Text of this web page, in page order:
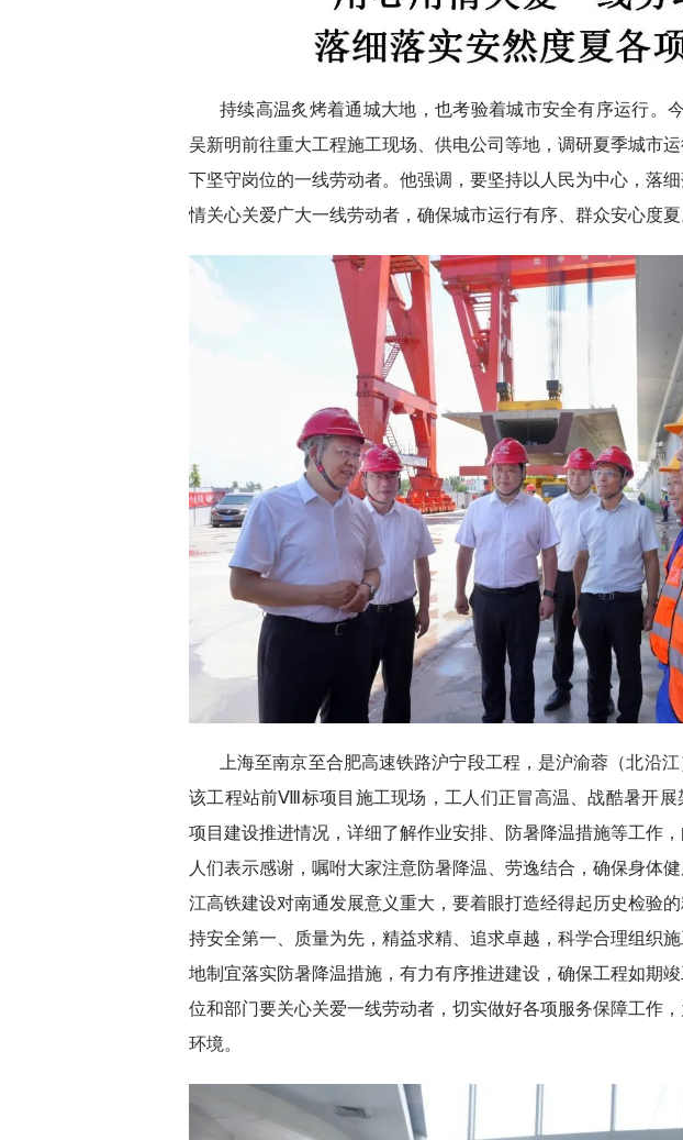
持续高温炙烤着通城大地，也考验着城市安全有序运行。
吴新明前往重大工程施工现场、供电公司等地，调研夏季城市
下坚守岗位的一线劳动者。他强调，要坚持以人民为中心，落
情关心关爱广大一线劳动者，确保城市运行有序、群众安心度夏
上海至南京至合肥高速铁路沪宁段工程，是沪渝蓉（北沿
该工程站前Ⅷ标项目施工现场，工人们正冒高温、战酷暑开展
项目建设推进情况，详细了解作业安排、防暑降温措施等工作
人们表示感谢，嘱咐大家注意防暑降温、劳逸结合，确保身体
江高铁建设对南通发展意义重大，要着眼打造经得起历史检验
持安全第一、质量为先，精益求精、追求卓越，科学合理组织
地制宜落实防暑降温措施，有力有序推进建设，确保工程如期
位和部门要关心关爱一线劳动者，切实做好各项服务保障工作
环境。